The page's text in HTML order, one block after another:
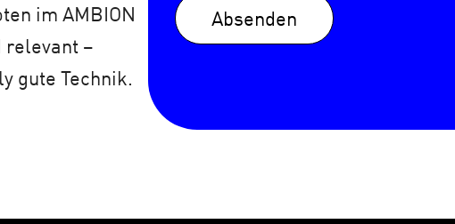
im AMBION
relevant –
gute Technik.
Absenden